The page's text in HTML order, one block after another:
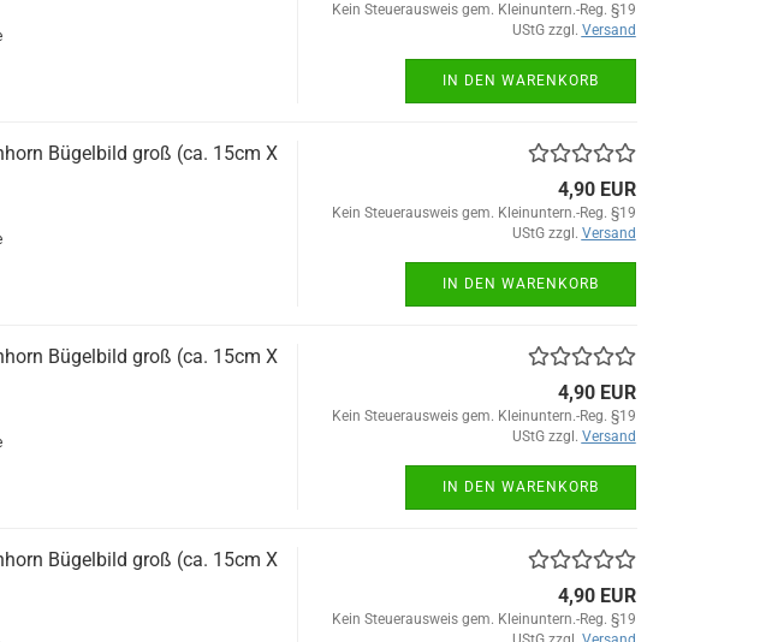
Kein Steuerausweis gem. Kleinuntern.-Reg. §19
UStG zzgl. Versand
IN DEN WARENKORB
Bügelbild groß (ca. 15cm X
4,90 EUR
Kein Steuerausweis gem. Kleinuntern.-Reg. §19
UStG zzgl. Versand
IN DEN WARENKORB
Bügelbild groß (ca. 15cm X
4,90 EUR
Kein Steuerausweis gem. Kleinuntern.-Reg. §19
UStG zzgl. Versand
IN DEN WARENKORB
Bügelbild groß (ca. 15cm X
4,90 EUR
Kein Steuerausweis gem. Kleinuntern.-Reg. §19